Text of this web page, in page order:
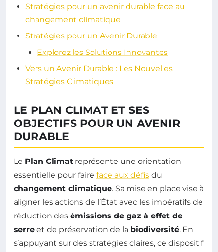
Stratégies pour un avenir durable face au
changement climatique
Stratégies pour un Avenir Durable
Explorez les Solutions Innovantes
Vers un Avenir Durable : Les Nouvelles
Stratégies Climatiques
LE PLAN CLIMAT ET SES
OBJECTIFS POUR UN AVENIR
DURABLE
Le Plan Climat représente une orientation
essentielle pour faire face aux défis du
changement climatique. Sa mise en place vise à
aligner les actions de l’État avec les impératifs de
réduction des émissions de gaz à effet de
serre et de préservation de la biodiversité. En
s’appuyant sur des stratégies claires, ce dispositif